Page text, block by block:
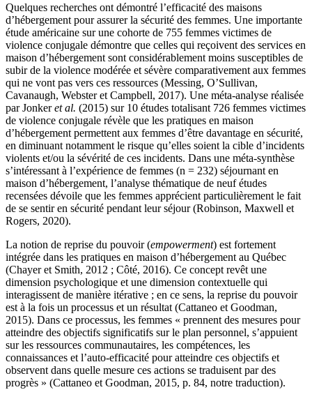
Quelques recherches ont démontré l’efficacité des maisons
d’hébergement pour assurer la sécurité des femmes. Une importante
étude américaine sur une cohorte de 755 femmes victimes de
violence conjugale démontre que celles qui reçoivent des services en
maison d’hébergement sont considérablement moins susceptibles de
subir de la violence modérée et sévère comparativement aux femmes
qui ne vont pas vers ces ressources (Messing, O’Sullivan,
Cavanaugh, Webster et Campbell, 2017). Une méta-analyse réalisée
par Jonkeret al. (2015) sur 10 études totalisant 726 femmes victimes
de violence conjugale révèle que les pratiques en maison
d’hébergement permettent aux femmes d’être davantage en sécurité,
en diminuant notamment le risque qu’elles soient la cible d’incidents
violents et/ou la sévérité de ces incidents. Dans une méta-synthèse
s’intéressant à l’expérience de femmes (n = 232) séjournant en
maison d’hébergement, l’analyse thématique de neuf études
recensées dévoile que les femmes apprécient particulièrement le fait
de se sentir en sécurité pendant leur séjour (Robinson, Maxwell et
Rogers, 2020).
La notion de reprise du pouvoir (empowerment) est fortement
intégrée dans les pratiques en maison d’hébergement au Québec
(Chayer et Smith, 2012 ; Côté, 2016). Ce concept revêt une
dimension psychologique et une dimension contextuelle qui
interagissent de manière itérative ; en ce sens, la reprise du pouvoir
est à la fois un processus et un résultat (Cattaneo et Goodman,
2015). Dans ce processus, les femmes « prennent des mesures pour
atteindre des objectifs significatifs sur le plan personnel, s’appuient
sur les ressources communautaires, les compétences, les
connaissances et l’auto-efficacité pour atteindre ces objectifs et
observent dans quelle mesure ces actions se traduisent par des
progrès » (Cattaneo et Goodman, 2015, p. 84, notre traduction).